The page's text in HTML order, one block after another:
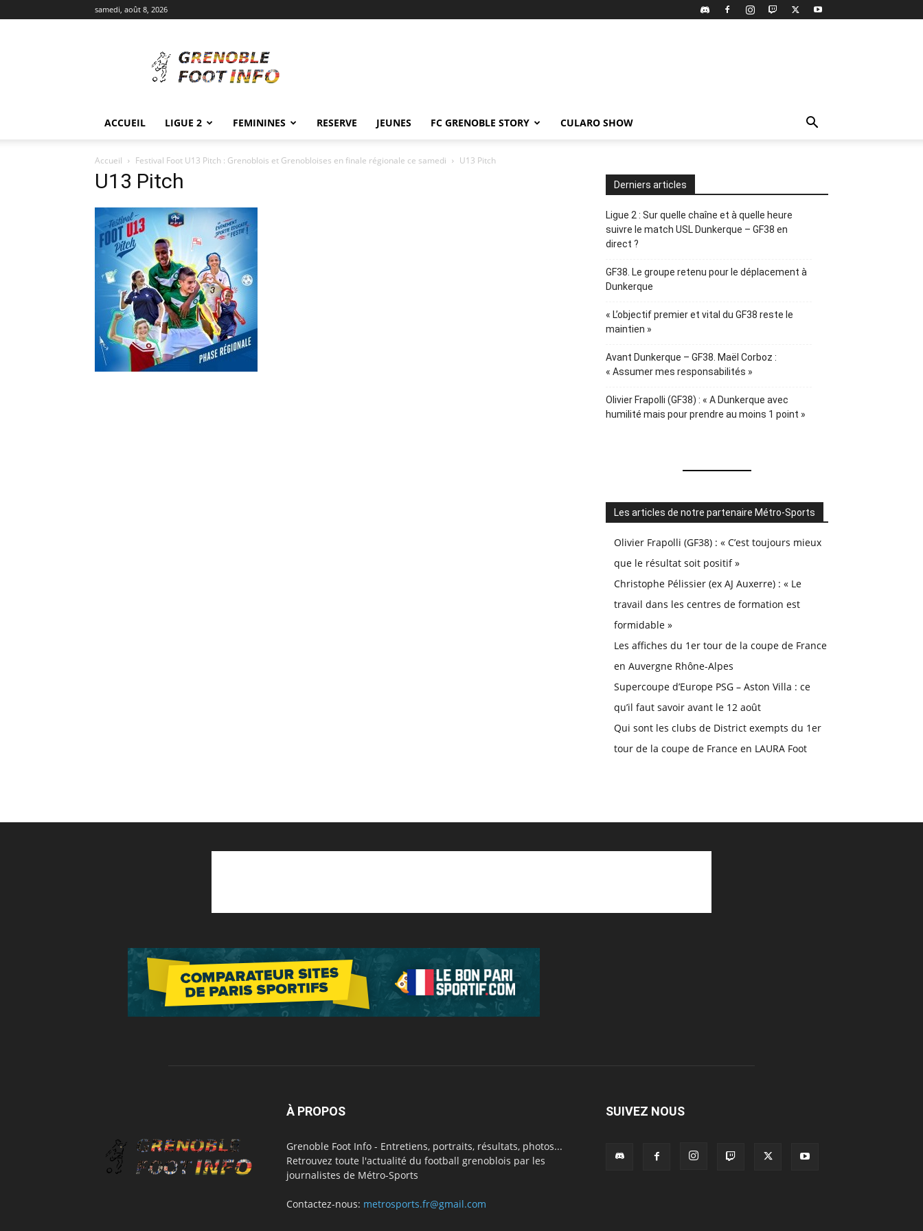
samedi, août 8, 2026
Foot
Info
ACCUEIL LIGUE 2 FEMININES RESERVE JEUNES FC GRENOBLE STORY CULARO SHOW
Accueil Festival Foot U13 Pitch : Grenoblois et Grenobloises en finale régionale ce samedi U13 Pitch
U13 Pitch Derniers articles
Ligue 2 : Sur quelle chaîne et à quelle heure
suivre le match USL Dunkerque – GF38 en
direct ?
GF38. Le groupe retenu pour le déplacement à
Dunkerque
« L’objectif premier et vital du GF38 reste le
maintien »
Avant Dunkerque – GF38. Maël Corboz :
« Assumer mes responsabilités »
Olivier Frapolli (GF38) : « A Dunkerque avec
humilité mais pour prendre au moins 1 point »
Les articles de notre partenaire Métro-Sports
Olivier Frapolli (GF38) : « C’est toujours mieux
que le résultat soit positif »
Christophe Pélissier (ex AJ Auxerre) : « Le
travail dans les centres de formation est
formidable »
Les affiches du 1er tour de la coupe de France
en Auvergne Rhône-Alpes
Supercoupe d’Europe PSG – Aston Villa : ce
qu’il faut savoir avant le 12 août
Qui sont les clubs de District exempts du 1er
tour de la coupe de France en LAURA Foot
À PROPOS
Grenoble Foot Info - Entretiens, portraits, résultats, photos...
Retrouvez toute l'actualité du football grenoblois par les
journalistes de Métro-Sports
Contactez-nous: metrosports.fr@gmail.com
SUIVEZ NOUS